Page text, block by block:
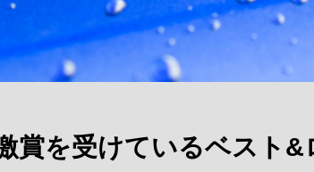
賞を受けているベスト